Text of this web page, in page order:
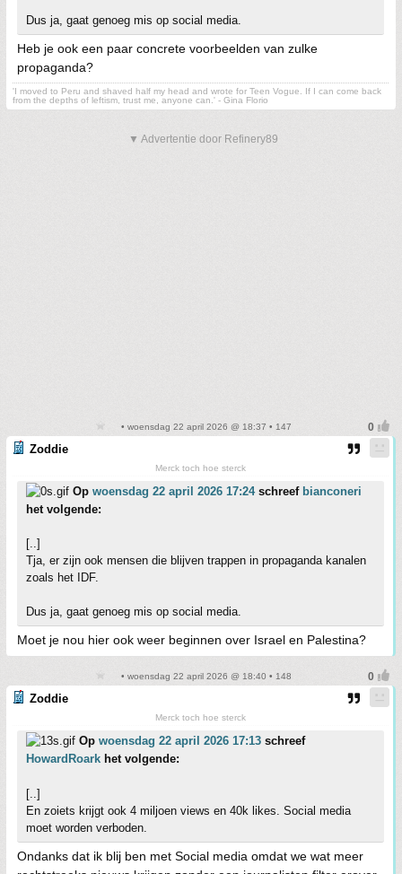
Dus ja, gaat genoeg mis op social media.
Heb je ook een paar concrete voorbeelden van zulke
propaganda?
'I moved to Peru and shaved half my head and wrote for Teen Vogue. If I can come back
from the depths of leftism, trust me, anyone can.' - Gina Florio
▼ Advertentie door Refinery89
• woensdag 22 april 2026 @ 18:37 • 147
Zoddie
Merck toch hoe sterck
Op woensdag 22 april 2026 17:24schreef bianconeri
het volgende:
[..]
Tja, er zijn ook mensen die blijven trappen in propaganda kanalen
zoals het IDF.
Dus ja, gaat genoeg mis op social media.
Moet je nou hier ook weer beginnen over Israel en Palestina?
• woensdag 22 april 2026 @ 18:40 • 148
Zoddie
Merck toch hoe sterck
Op woensdag 22 april 2026 17:13 schreef
HowardRoark het volgende:
[..]
En zoiets krijgt ook 4 miljoen views en 40k likes. Social media
moet worden verboden.
Ondanks dat ik blij ben met Social media omdat we wat meer